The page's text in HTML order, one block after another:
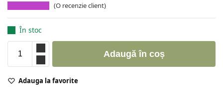
(O recenzie client)
În stoc
Adaugă în coș
Adauga la favorite